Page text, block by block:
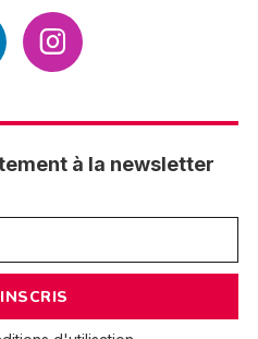
à la newsletter